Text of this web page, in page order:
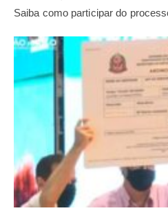
Saiba como participar do